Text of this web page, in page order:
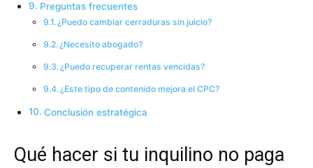
Preguntas frecuentes
¿Puedo cambiar cerraduras sin juicio?
¿Necesito abogado?
¿Puedo recuperar rentas vencidas?
¿Este tipo de contenido mejora el CPC?
Conclusión estratégica
Qué hacer si tu inquilino no paga